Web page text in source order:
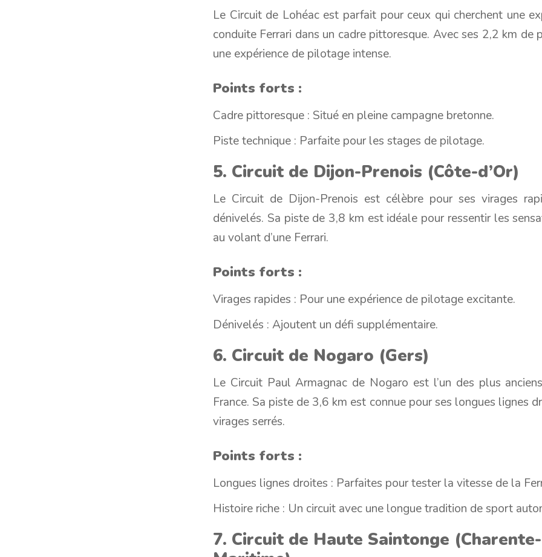
Le Circuit de Lohéac est parfait pour ceux qui cherchent une
conduite Ferrari dans un cadre pittoresque. Avec ses 2,2 km de
une expérience de pilotage intense.
Points forts :
Cadre pittoresque : Situé en pleine campagne bretonne.
Piste technique : Parfaite pour les stages de pilotage.
5. Circuit de Dijon-Prenois (Côte-d’Or)
Le Circuit de Dijon-Prenois est célèbre pour ses virages
dénivelés. Sa piste de 3,8 km est idéale pour ressentir les
au volant d’une Ferrari.
Points forts :
Virages rapides : Pour une expérience de pilotage excitante.
Dénivelés : Ajoutent un défi supplémentaire.
6. Circuit de Nogaro (Gers)
Le Circuit Paul Armagnac de Nogaro est l’un des plus
France. Sa piste de 3,6 km est connue pour ses longues lignes
virages serrés.
Points forts :
Longues lignes droites : Parfaites pour tester la vitesse de la
Histoire riche : Un circuit avec une longue tradition de sport
7. Circuit de Haute Saintonge (Charente-